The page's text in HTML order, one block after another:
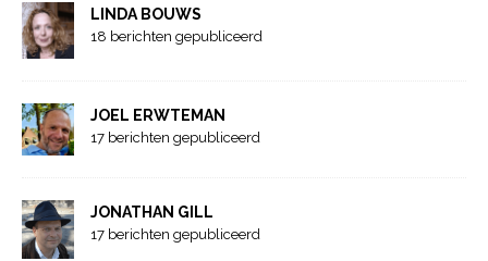
LINDA BOUWS
18 berichten gepubliceerd
JOEL ERWTEMAN
17 berichten gepubliceerd
JONATHAN GILL
17 berichten gepubliceerd